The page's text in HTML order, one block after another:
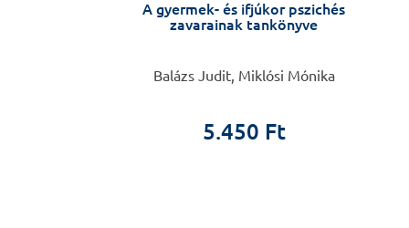
A gyermek- és ifjúkor pszichés
zavarainak tankönyve
Balázs Judit, Miklósi Mónika
5.450 Ft